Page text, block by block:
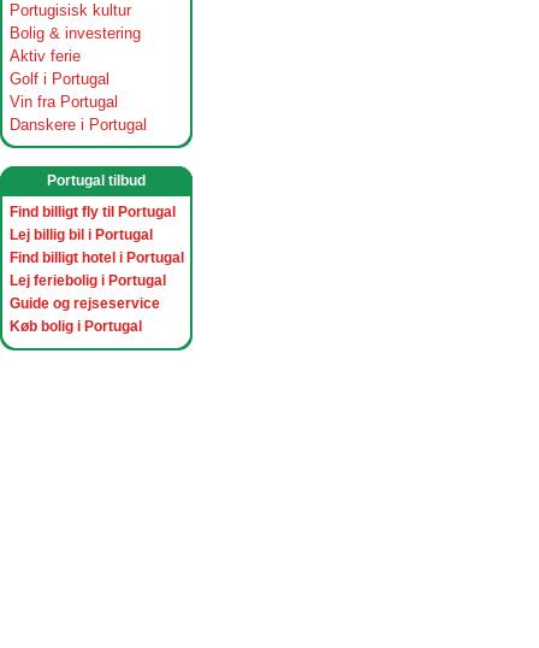
Portugisisk kultur
Bolig & investering
Aktiv ferie
Golf i Portugal
Vin fra Portugal
Danskere i Portugal
Portugal tilbud
Find billigt fly til Portugal
Lej billig bil i Portugal
Find billigt hotel i Portugal
Lej feriebolig i Portugal
Guide og rejseservice
Køb bolig i Portugal